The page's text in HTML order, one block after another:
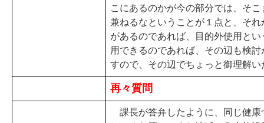
こにあるのかが今の部分では、そ
兼ねるなということが１点と、そ
があるのであれば、目的外使用と
用できるのであれば、その辺も検
すので、その辺でちょっと御理解
再々質問
課長が答弁したように、同じ健康